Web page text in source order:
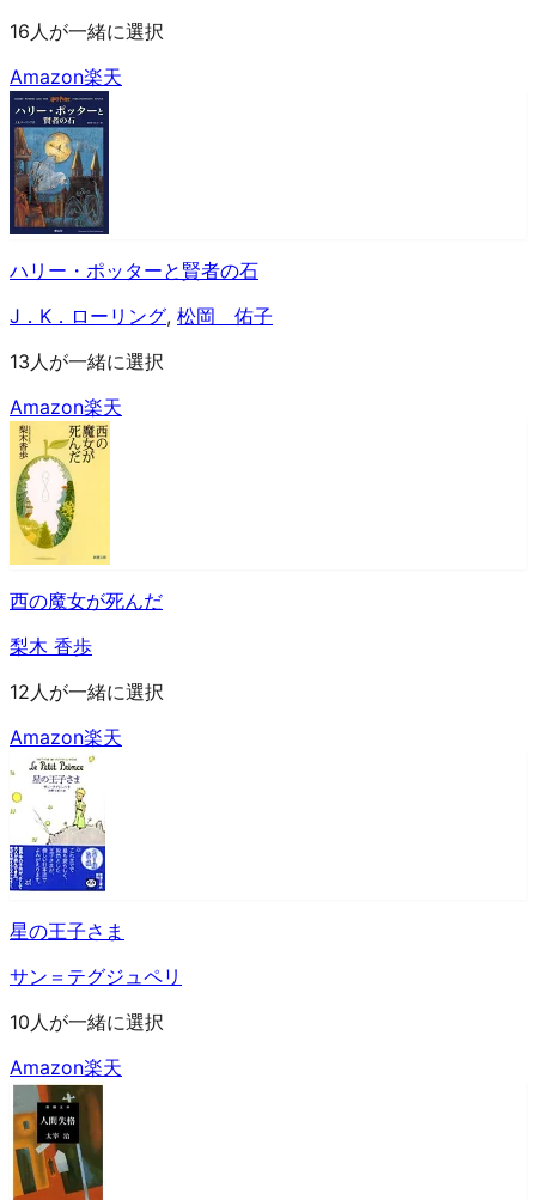
16人が一緒に選択
Amazon楽天
ハリー・ポッターと賢者の石
J．K．ローリング, 松岡 佑子
13人が一緒に選択
Amazon楽天
西の魔女が死んだ
梨木 香歩
12人が一緒に選択
Amazon楽天
星の王子さま
サン＝テグジュペリ
10人が一緒に選択
Amazon楽天